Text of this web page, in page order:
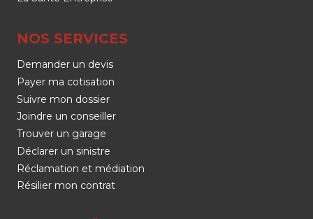
NOS SERVICES
Demander un devis
Payer ma cotisation
Suivre mon dossier
Joindre un conseiller
Trouver un garage
Déclarer un sinistre
Réclamation et médiation
Résilier mon contrat